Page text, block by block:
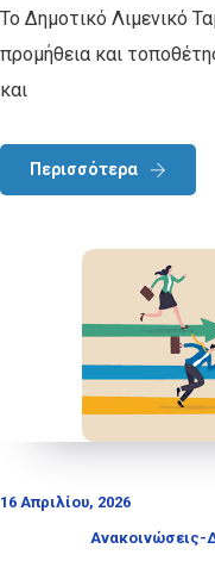
Το Δημοτικό Λιμενικό
προμήθεια και
και
Περισσότερα
16 Απριλίου, 2026
Ανακοινώσεις-